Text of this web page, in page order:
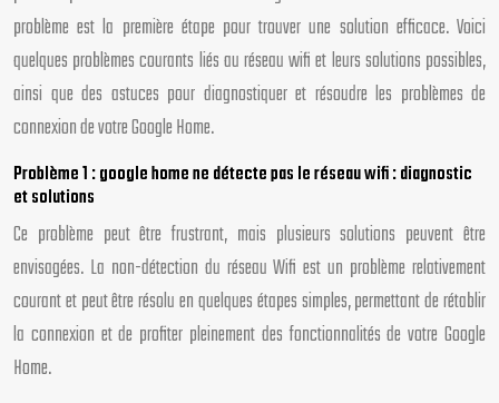
problème est la première étape pour trouver une solution efficace. Voici
quelques problèmes courants liés au réseau wifi et leurs solutions possibles,
ainsi que des astuces pour diagnostiquer et résoudre les problèmes de
connexion de votre Google Home.
Problème 1 : google home ne détecte pas le réseau wifi : diagnostic
et solutions
Ce problème peut être frustrant, mais plusieurs solutions peuvent être
envisagées. La non-détection du réseau Wifi est un problème relativement
courant et peut être résolu en quelques étapes simples, permettant de rétablir
la connexion et de profiter pleinement des fonctionnalités de votre Google
Home.